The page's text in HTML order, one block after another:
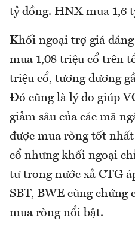
tỷ đồng. HNX mua 1,6
Khối ngoại trợ giá
mua 1,08 triệu cổ trên
triệu cổ, tương đương
Đó cũng là lý do giúp
giảm sâu của các mã
được mua ròng tốt
cổ nhưng khối ngoại
tư trong nước xả CTG
SBT, BWE cùng chứng
mua ròng nổi bật.